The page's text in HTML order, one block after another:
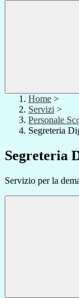
Home >
Servizi >
Personale
Segreteria
Segreteria
Servizio per la